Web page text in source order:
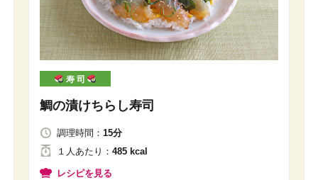
寿 司
鯛の漬けちらし寿司
調理時間： 15分
１人あたり ： 485 kcal
レシピを見る